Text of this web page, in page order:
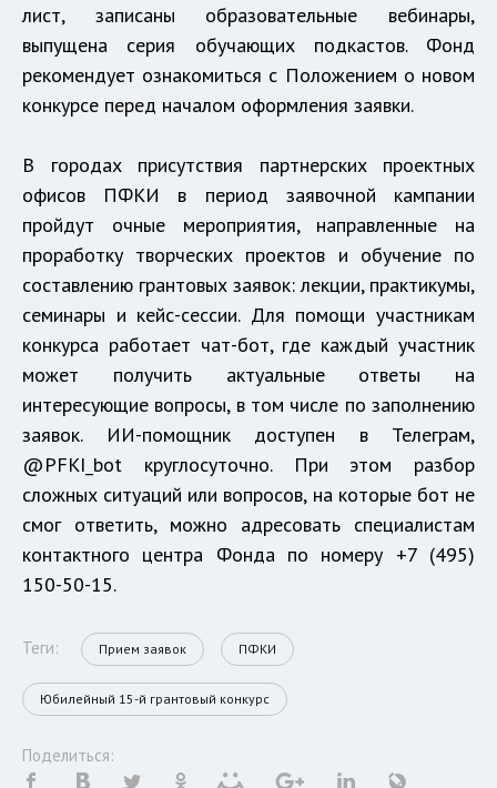
лист, записаны образовательные вебинары,
выпущена серия обучающих подкастов. Фонд
рекомендует ознакомиться с Положением о новом
конкурсе перед началом оформления заявки.
В городах присутствия партнерских проектных
офисов ПФКИ в период заявочной кампании
пройдут очные мероприятия, направленные на
проработку творческих проектов и обучение по
составлению грантовых заявок: лекции, практикумы,
семинары и кейс-сессии. Для помощи участникам
конкурса работает чат-бот, где каждый участник
может получить актуальные ответы на
интересующие вопросы, в том числе по заполнению
заявок. ИИ-помощник доступен в Телеграм,
@PFKI_bot круглосуточно. При этом разбор
сложных ситуаций или вопросов, на которые бот не
смог ответить, можно адресовать специалистам
контактного центра Фонда по номеру +7 (495)
150-50-15.
Теги: Прием заявок ПФКИ
Юбилейный 15-й грантовый конкурс
Поделиться: